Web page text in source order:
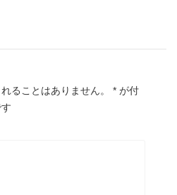
ることはありません。 * が付